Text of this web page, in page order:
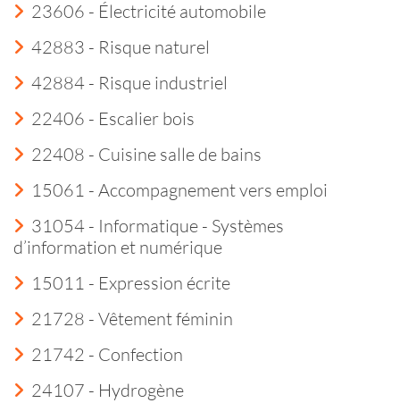
23606 - Électricité automobile
42883 - Risque naturel
42884 - Risque industriel
22406 - Escalier bois
22408 - Cuisine salle de bains
15061 - Accompagnement vers emploi
31054 - Informatique - Systèmes
d’information et numérique
15011 - Expression écrite
21728 - Vêtement féminin
21742 - Confection
24107 - Hydrogène